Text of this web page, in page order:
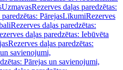
UzmavasRezerves daļas paredzētas:
PārejasLīkumiRezerves
Rezerves daļas paredzētas:
daļas paredzētas: Iebūvēta
Rezerves daļas paredzētas:
savienojumi,
Pārejas un savienojumi,